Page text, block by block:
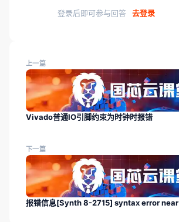
登录后即可参与回答 去登录
上一篇
Vivado普通IO引脚约束为时钟时报错
下一篇
报错信息[Synth 8-2715] syntax error near